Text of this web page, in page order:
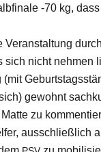
‑70 kg,
Ver­an­stal­tung
sich nicht neh­men
(mit
gewohnt
zu
aus­schließ­lich